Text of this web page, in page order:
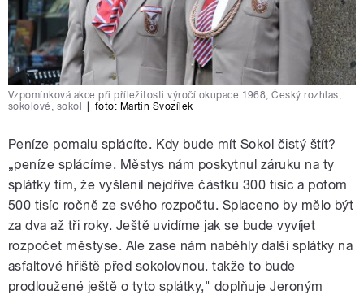
Vzpomínková akce při příležitosti výročí okupace 1968, Český rozhlas,
sokolové, sokol
foto: Martin Svozílek
Peníze pomalu splácíte. Kdy bude mít Sokol čistý štít?
„peníze splácíme. Městys nám poskytnul záruku na ty
splátky tím, že vyšlenil nejdříve částku 300 tisíc a potom
500 tisíc ročně ze svého rozpočtu. Splaceno by mělo být
za dva až tři roky. Ještě uvidíme jak se bude vyvíjet
rozpočet městyse. Ale zase nám naběhly další splátky na
asfaltové hřiště před sokolovnou. takže to bude
prodloužené ještě o tyto splátky," doplňuje Jeroným